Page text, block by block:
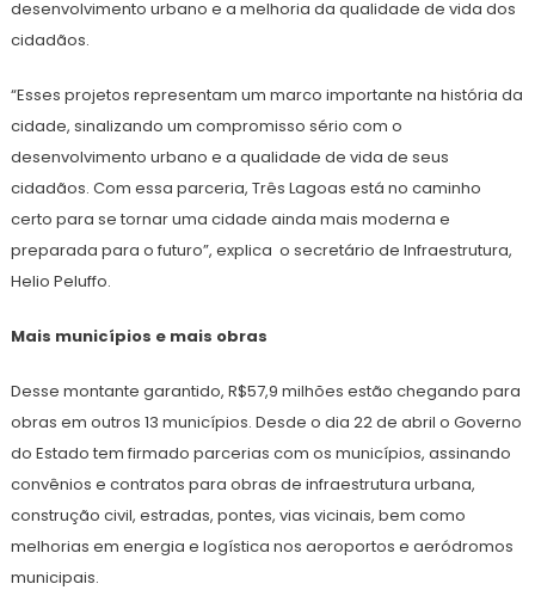
desenvolvimento urbano e a melhoria da qualidade de vida dos
cidadãos.
“Esses projetos representam um marco importante na história da
cidade, sinalizando um compromisso sério com o
desenvolvimento urbano e a qualidade de vida de seus
cidadãos. Com essa parceria, Três Lagoas está no caminho
certo para se tornar uma cidade ainda mais moderna e
preparada para o futuro”, explica o secretário de Infraestrutura,
Helio Peluffo.
Mais municípios e mais obras
Desse montante garantido, R$57,9 milhões estão chegando para
obras em outros 13 municípios. Desde o dia 22 de abril o Governo
do Estado tem firmado parcerias com os municípios, assinando
convênios e contratos para obras de infraestrutura urbana,
construção civil, estradas, pontes, vias vicinais, bem como
melhorias em energia e logística nos aeroportos e aeródromos
municipais.